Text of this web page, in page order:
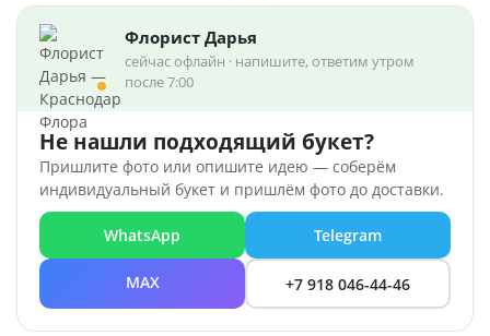
Флорист Дарья
сейчас офлайн · напишите, ответим утром
после 7:00
Не нашли подходящий букет?
Пришлите фото или опишите идею — соберём
индивидуальный букет и пришлём фото до доставки.
WhatsApp Telegram
MAX +7 918 046-44-46